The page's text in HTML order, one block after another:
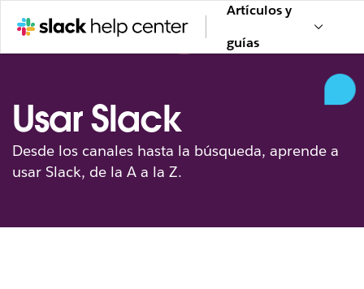
Artículos y
guías
Usar Slack
Desde los canales hasta la búsqueda, aprende a
usar Slack, de la A a la Z.